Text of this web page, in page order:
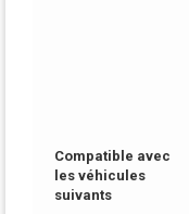
Compatible avec
les véhicules
suivants